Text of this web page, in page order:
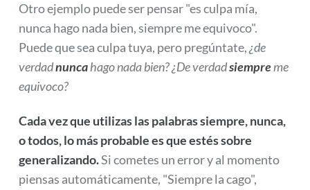
Otro ejemplo puede ser pensar "es culpa mía,
nunca hago nada bien, siempre me equivoco".
Puede que sea culpa tuya, pero pregúntate,¿de
verdadnuncahago nada bien? ¿De verdadsiempreme
equivoco?
Cada vez que utilizas las palabras siempre, nunca,
o todos, lo más probable es que estés sobre
generalizando.Si cometes un error y al momento
piensas automáticamente, "Siempre la cago",